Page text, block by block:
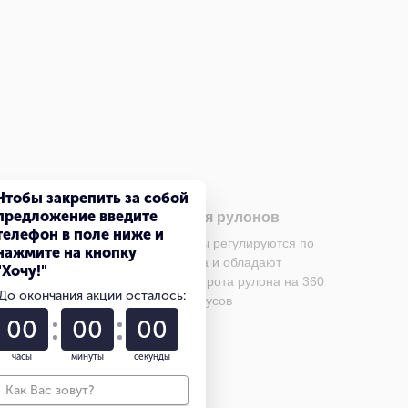
вилы и
и
Захват для рулонов
Рулонные захваты регулируются по
силе захвата и обладают
возможностью поворота рулона на 360
градусов
закрепить за собой
введите
в поле ниже и
на кнопку
окончания акции осталось:
00
часы
00
минуты
00
секунды